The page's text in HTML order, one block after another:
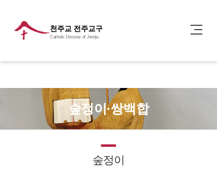
천주교 전주교구
Catholic Diocese of Jeonju
숲정이·쌍백합
숲정이